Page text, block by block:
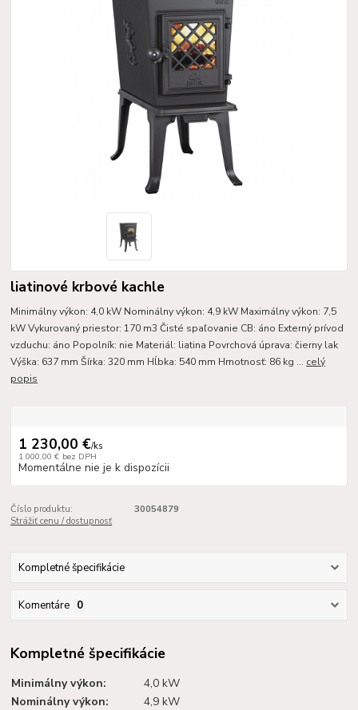
liatinové krbové kachle
Minimálny výkon: 4,0 kW Nominálny výkon: 4,9 kW Maximálny výkon: 7,5
kW Vykurovaný priestor: 170 m3 Čisté spaľovanie CB: áno Externý prívod
vzduchu: áno Popolník: nie Materiál: liatina Povrchová úprava: čierny lak
Výška: 637 mm Šírka: 320 mm Hĺbka: 540 mm Hmotnosť: 86 kg ... celý
popis
1 230,00 €/ks
1 000,00 € bez DPH
Momentálne nie je k dispozícii
Číslo produktu:
30054879
Strážiť cenu / dostupnosť
Kompletné špecifikácie
Komentáre 0
Kompletné špecifikácie
Minimálny výkon:
4,0 kW
Nominálny výkon:
4,9 kW